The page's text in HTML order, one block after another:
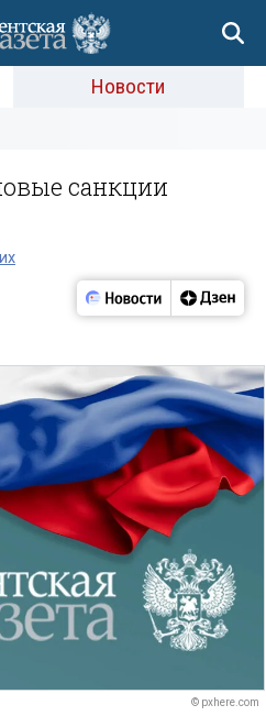
Новости
санкции
© pxhere.com